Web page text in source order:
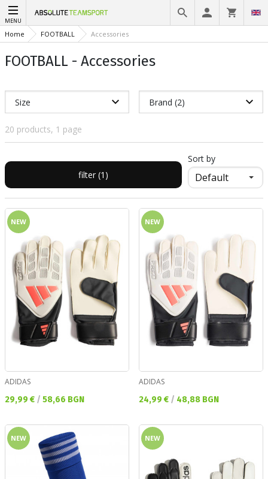
MENU
Home FOOTBALL Accessories
FOOTBALL - Accessories
Size Brand (2)
20 products, 1 page
filter (1)
Sort by
NEW
ADIDAS
Текуща цена:
29,99 € / 58,66 BGN
NEW
ADIDAS
Текуща цена:
24,99 € / 48,88 BGN
NEW NEW